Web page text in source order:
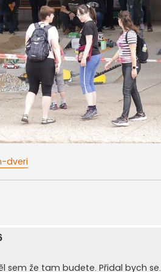
dveri
sem že tam budete. Přidal bych se.